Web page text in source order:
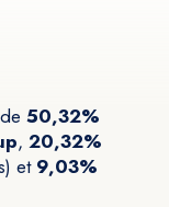
50,32%
, 20,32%
et 9,03%